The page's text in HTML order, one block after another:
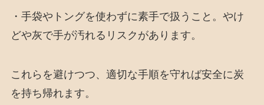
・手袋やトングを使わずに素手で扱うこと。やけ
どや灰で手が汚れるリスクがあります。
これらを避けつつ、適切な手順を守れば安全に炭
を持ち帰れます。